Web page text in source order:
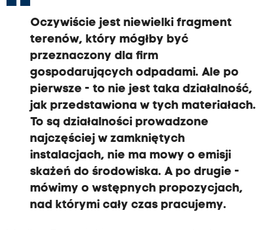
Oczywiście jest niewielki fragment
terenów, który mógłby być
przeznaczony dla firm
gospodarujących odpadami. Ale po
pierwsze - to nie jest taka działalność,
jak przedstawiona w tych materiałach.
To są działalności prowadzone
najczęściej w zamkniętych
instalacjach, nie ma mowy o emisji
skażeń do środowiska. A po drugie -
mówimy o wstępnych propozycjach,
nad którymi cały czas pracujemy.